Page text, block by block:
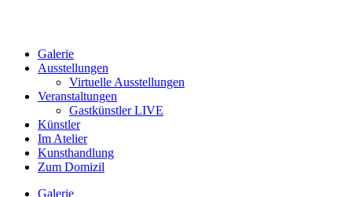
Galerie
Ausstellungen
Virtuelle Ausstellungen
Veranstaltungen
Gastkünstler LIVE
Künstler
Im Atelier
Kunsthandlung
Zum Domizil
Galerie